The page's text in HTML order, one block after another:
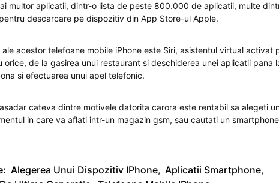
multor aplicatii, dintr-o lista de peste 800.000 de aplicatii, multe
descarcare pe dispozitiv din App Store-ul Apple.
ale acestor telefoane mobile iPhone este Siri, asistentul virtual activat
orice, de la gasirea unui restaurant si deschiderea unei aplicatii pana
si efectuarea unui apel telefonic.
cateva dintre motivele datorita carora este rentabil sa alegeti
in care va aflati intr-un magazin gsm, sau cautati un
Alegerea Unui Dispozitiv IPhone, Aplicatii Smartphone,